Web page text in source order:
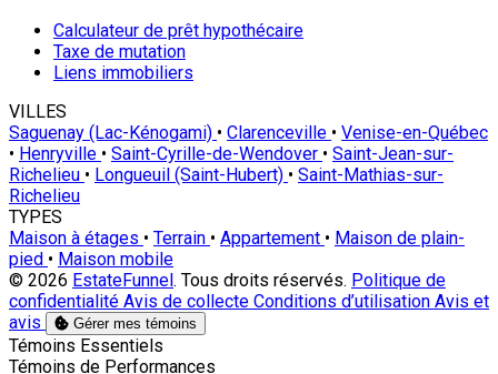
Calculateur de prêt hypothécaire
Taxe de mutation
Liens immobiliers
VILLES
Saguenay (Lac-Kénogami) • Clarenceville • Venise-en-Québec
• Henryville • Saint-Cyrille-de-Wendover • Saint-Jean-sur-
Richelieu • Longueuil (Saint-Hubert) • Saint-Mathias-sur-
Richelieu
TYPES
Maison à étages • Terrain • Appartement • Maison de plain-
pied • Maison mobile
© 2026 EstateFunnel. Tous droits réservés. Politique de
confidentialité Avis de collecte Conditions d’utilisation Avis et
avis
Gérer mes témoins
Activer
Témoins Essentiels
Activer
Témoins de Performances